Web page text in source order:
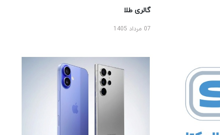
گالری طلا
07 مرداد 1405